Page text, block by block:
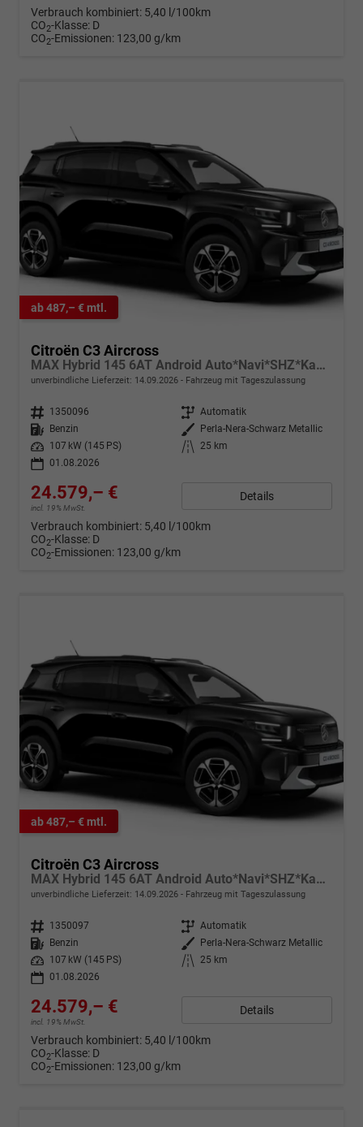
Verbrauch kombiniert: 5,40 l/100km
CO2-Klasse: D
CO2-Emissionen: 123,00 g/km
ab 487,– € mtl.
Citroën C3 Aircross
MAX Hybrid 145 6AT Android Auto*Navi*SHZ*Kamera*Totwinkel*Keyless*17"*Klimaauto
unverbindliche Lieferzeit: 14.09.2026 Fahrzeug mit Tageszulassung
Fahrzeugnr. 1350096 Getriebe Automatik
Kraftstoff
Benzin Außenfarbe
Perla-Nera-Schwarz Metallic
Leistung
107 kW (145 PS) Kilometerstand
25 km
01.08.2026
24.579,– €
incl. 19% MwSt.
Details
Verbrauch kombiniert: 5,40 l/100km
CO2-Klasse: D
CO2-Emissionen: 123,00 g/km
ab 487,– € mtl.
Citroën C3 Aircross
MAX Hybrid 145 6AT Android Auto*Navi*SHZ*Kamera*Totwinkel*Keyless*17"*Klimaauto
unverbindliche Lieferzeit: 14.09.2026 Fahrzeug mit Tageszulassung
Fahrzeugnr. 1350097 Getriebe Automatik
Kraftstoff
Benzin Außenfarbe
Perla-Nera-Schwarz Metallic
Leistung
107 kW (145 PS) Kilometerstand
25 km
01.08.2026
24.579,– €
incl. 19% MwSt.
Details
Verbrauch kombiniert: 5,40 l/100km
CO2-Klasse: D
CO2-Emissionen: 123,00 g/km